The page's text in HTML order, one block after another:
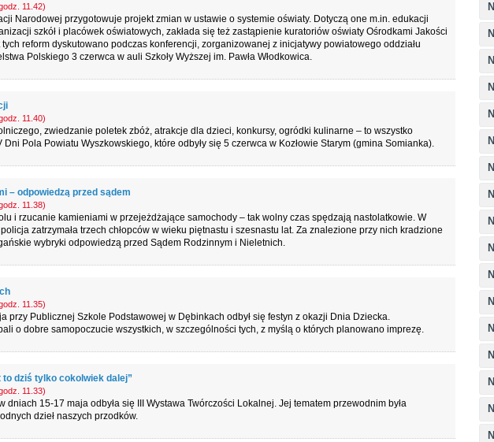
11.42)
Narodowej przygotowuje projekt zmian w ustawie o systemie oświaty. Dotyczą one m.in. edukacji
szkół i placówek oświatowych, zakłada się też zastąpienie kuratoriów oświaty Ośrodkami Jakości
tych reform dyskutowano podczas konferencji, zorganizowanej z inicjatywy powiatowego oddziału
Polskiego 3 czerwca w auli Szkoły Wyższej im. Pawła Włodkowica.
11.40)
zwiedzanie poletek zbóż, atrakcje dla dzieci, konkursy, ogródki kulinarne – to wszystko
Dni Pola Powiatu Wyszkowskiego, które odbyły się 5 czerwca w Kozłowie Starym (gmina Somianka).
– odpowiedzą przed sądem
11.38)
i rzucanie kamieniami w przejeżdżające samochody – tak wolny czas spędzają nastolatkowie. W
zatrzymała trzech chłopców w wieku piętnastu i szesnastu lat. Za znalezione przy nich kradzione
wybryki odpowiedzą przed Sądem Rodzinnym i Nieletnich.
11.35)
przy Publicznej Szkole Podstawowej w Dębinkach odbył się festyn z okazji Dnia Dziecka.
o dobre samopoczucie wszystkich, w szczególności tych, z myślą o których planowano imprezę.
to dziś tylko cokolwiek dalej”
11.33)
dniach 15-17 maja odbyła się III Wystawa Twórczości Lokalnej. Jej tematem przewodnim była
dzieł naszych przodków.